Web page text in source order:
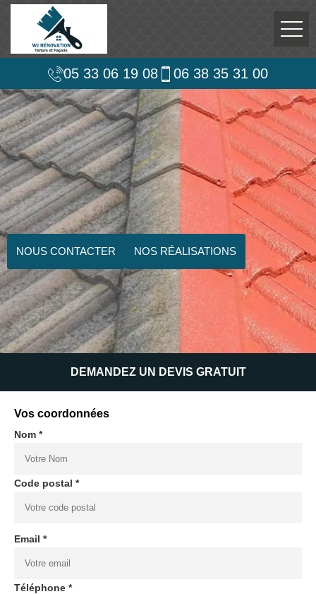
05 33 06 19 08 06 38 35 31 00
NOUS CONTACTER NOS RÉALISATIONS
DEMANDEZ UN DEVIS GRATUIT
Vos coordonnées
Nom *
Code postal *
Email *
Téléphone *